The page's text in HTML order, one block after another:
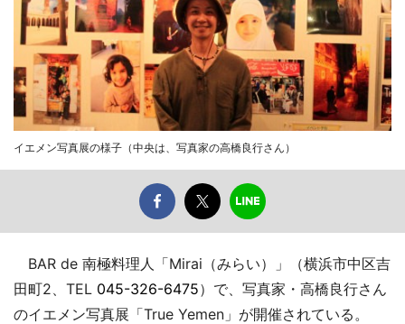
イエメン写真展の様子（中央は、写真家の高橋良行さん）
BAR de 南極料理人「Mirai（みらい）」（横浜市中区吉
田町2、TEL 045-326-6475）で、写真家・高橋良行さん
のイエメン写真展「True Yemen」が開催されている。